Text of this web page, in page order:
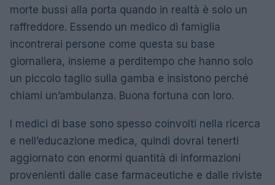
morte bussi alla porta quando in realtà è solo un
raffreddore. Essendo un medico di famiglia
incontrerai persone come questa su base
giornaliera, insieme a perditempo che hanno solo
un piccolo taglio sulla gamba e insistono perché
chiami un’ambulanza. Buona fortuna con loro.
I medici di base sono spesso coinvolti nella ricerca
e nell’educazione medica, quindi dovrai tenerti
aggiornato con enormi quantità di informazioni
provenienti dalle case farmaceutiche e dalle riviste